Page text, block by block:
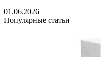
01.06.2026
Популярные статьи